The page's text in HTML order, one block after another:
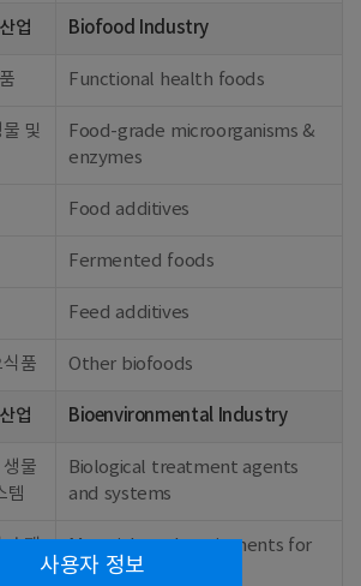
업 Biofood Industry
Functional health foods
및
Food-grade microorganisms &
enzymes
Food additives
Fermented foods
Feed additives
품 Other biofoods
업 Bioenvironmental Industry
물
템
Biological treatment agents
and systems
소재
Materials and equipments for
bio immobilization
사용자 정보